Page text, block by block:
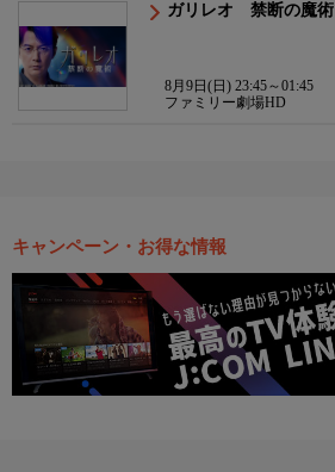
ガリレオ 禁断の魔術
8月9日(日) 23:45～01:45
ファミリー劇場HD
キャンペーン・お得な情報